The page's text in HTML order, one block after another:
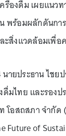
รื่องดื่ม เผยแนว
พร้อมผลักดันกา
ะสิ่งแวดล้อมเพื่อ
ายประธาน ไชย
มไทย และรอง
โอสถสภา จำกัด
Future of